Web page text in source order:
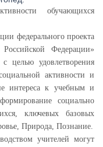
обучающихся
федерального проекта
Федерации»
целью удовлетворения
активности и
интереса к учебным и
социально
ключевых базовых
Природа, Познание.
учителей могут